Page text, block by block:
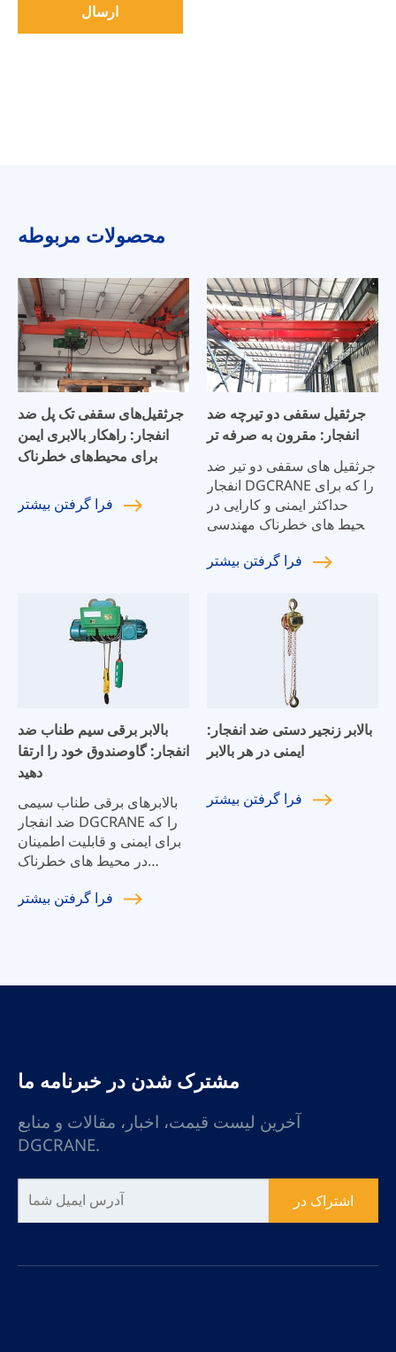
ارسال
محصولات مربوطه
جرثقیل‌های سقفی تک پل ضد
انفجار: راهکار بالابری ایمن
برای محیط‌های خطرناک
فرا گرفتن بیشتر
جرثقیل سقفی دو تیرچه ضد
انفجار: مقرون به صرفه تر
جرثقیل های سقفی دو تیر ضد
انفجار DGCRANE را که برای
حداکثر ایمنی و کارایی در
محیط های خطرناک مهندسی
های دو تیر ما برای مقاومت
ساخته شده اند و عملکرد قوی
و مطابقت با استانداردهای
ایمنی دقیق را تضمین می
فرا گرفتن بیشتر
بالابر برقی سیم طناب ضد
انفجار: گاوصندوق خود را ارتقا
دهید
بالابرهای برقی طناب سیمی
ضد انفجار DGCRANE را که
برای ایمنی و قابلیت اطمینان
در محیط های خطرناک
بالابرهای ما با استانداردهای
فرا گرفتن بیشتر
بالابر زنجیر دستی ضد انفجار:
ایمنی در هر بالابر
فرا گرفتن بیشتر
مشترک شدن در خبرنامه ما
آخرین لیست قیمت، اخبار، مقالات و منابع
DGCRANE.
اشتراک در